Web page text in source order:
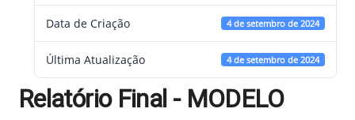
Data de Criação 4 de setembro de 2024
Última Atualização 4 de setembro de 2024
Relatório Final - MODELO